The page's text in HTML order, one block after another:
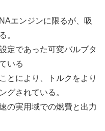
エンジンに限るが、吸
。
定であった可変バルブタ
いる
とにより、トルクをより
グされている。
の実用域での燃費と出力